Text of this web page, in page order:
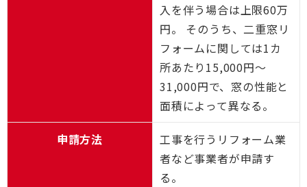
入を伴う場合は上限60万
円。 そのうち、二重窓リ
フォームに関しては1カ
所あたり15,000円～
31,000円で、窓の性能と
面積によって異なる。
申請方法
工事を行うリフォーム業
者など事業者が申請す
る。